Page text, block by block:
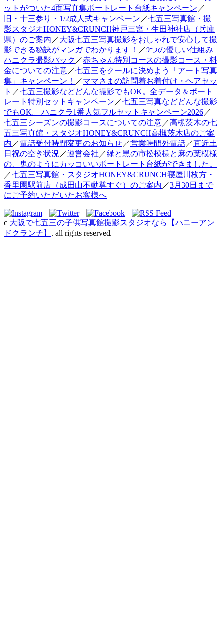
ットがついた4面写真集ポートレート台紙キャンペーン ／
旧・十三参り・1/2成人式キャンペーン ／七五三写真館・撮
影スタジオHONEY&CRUNCH神戸三宮・生田神社店（兵庫
県）のご案内 ／大阪七五三写真撮影をおしゃれで安心して撮
影できる秘訣がマンガでわかります！ ／9つの優しい仕組み
ハニクラ撮影パック ／赤ちゃん特別コースの撮影コース・料
金についての注意／七五三をクールに決めよう「アート写真
集」キャンペーン！ ／ママさまの訪問着お着付け・ヘアセッ
ト ／七五三撮影などどんな撮影でもOK。全データ＆ポート
レート特別セットキャンペーン ／七五三写真などどんな撮影
でもOK。 ハニクラ1番人気フルセットキャンペーン2026／
七五三シーズンの撮影コースについての注意／高槻茨木の七
五三写真館・スタジオHONEY&CRUNCH高槻茨木店のご案
内 ／電話受付時間変更のお知らせ／営業時間外電話／直近土
日祝の空き状況 ／運営会社 ／緑と黒の市松模様と麻の葉模様
の、鬼のようにカッコいいポートレート台紙ができました。
／七五三写真館・スタジオHONEY&CRUNCH寝屋川枚方・
香里園駅前店（成田山不動尊すぐ）のご案内 ／3月30日まで
にご予約いただいたお客様へ
c 大阪で七五三の子供写真館撮影スタジオなら【ハニーアン
ドクランチ】 . all rights reserved.